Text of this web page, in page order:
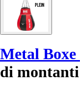
Metal Boxe
di montanti